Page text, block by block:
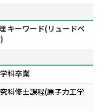
キーワード(リュードベ
科卒業
科修士課程(原子力工学